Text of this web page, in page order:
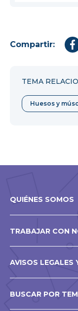
Compartir:
TEMA
Huesos y
QUIÉNES SOMOS
TRABAJAR CON
AVISOS LEGALES
BUSCAR POR